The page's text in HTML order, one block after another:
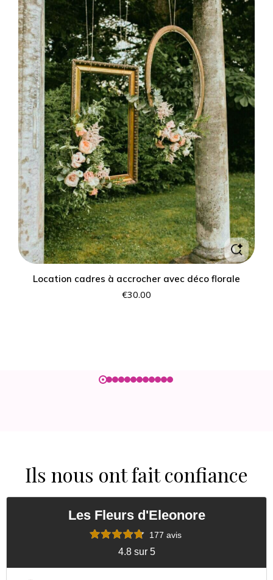
Location cadres à accrocher avec déco florale
€30.00
Ils nous ont fait confiance
Les Fleurs d'Eleonore
177 avis
4.8 sur 5